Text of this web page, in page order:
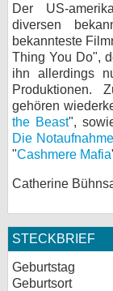
Der US-
diversen
bekannteste
Thing You Do",
ihn allerdings
Produktionen.
gehören
the Beast",
Die
"Cashmere Mafia
Catherine
STECKBRIEF
Geburtstag
Geburtsort